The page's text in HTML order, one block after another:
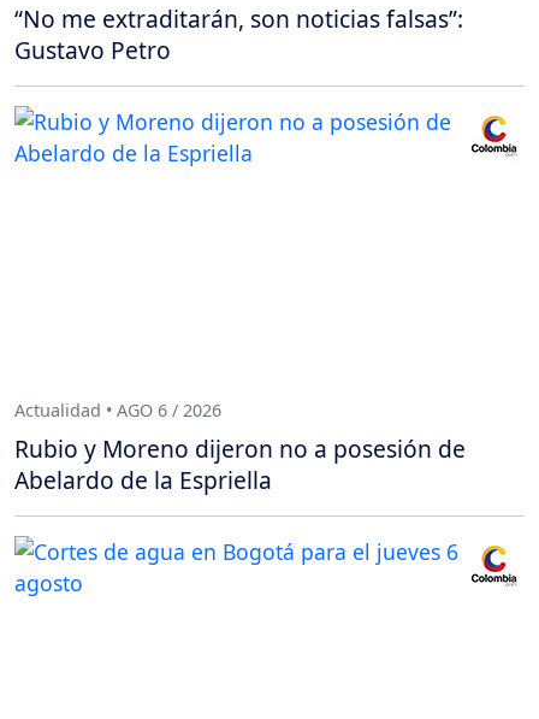
“No me extraditarán, son noticias falsas”:
Gustavo Petro
Actualidad • AGO 6 / 2026
Rubio y Moreno dijeron no a posesión de
Abelardo de la Espriella